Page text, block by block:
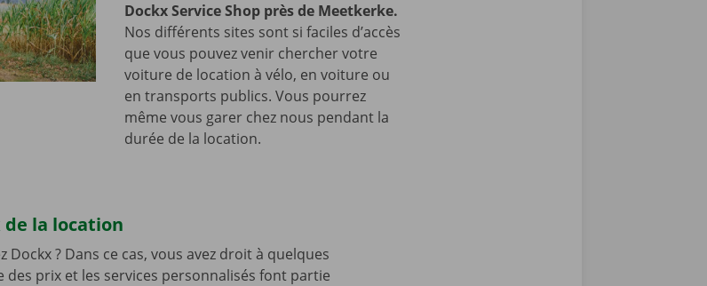
Dockx Service Shop près de Meetkerke.
Nos différents sites sont si faciles d’accès
que vous pouvez venir chercher votre
voiture de location à vélo, en voiture ou
en transports publics. Vous pourrez
même vous garer chez nous pendant la
durée de la location.
la location
Dockx ? Dans ce cas, vous avez droit à quelques
des prix et les services personnalisés font partie